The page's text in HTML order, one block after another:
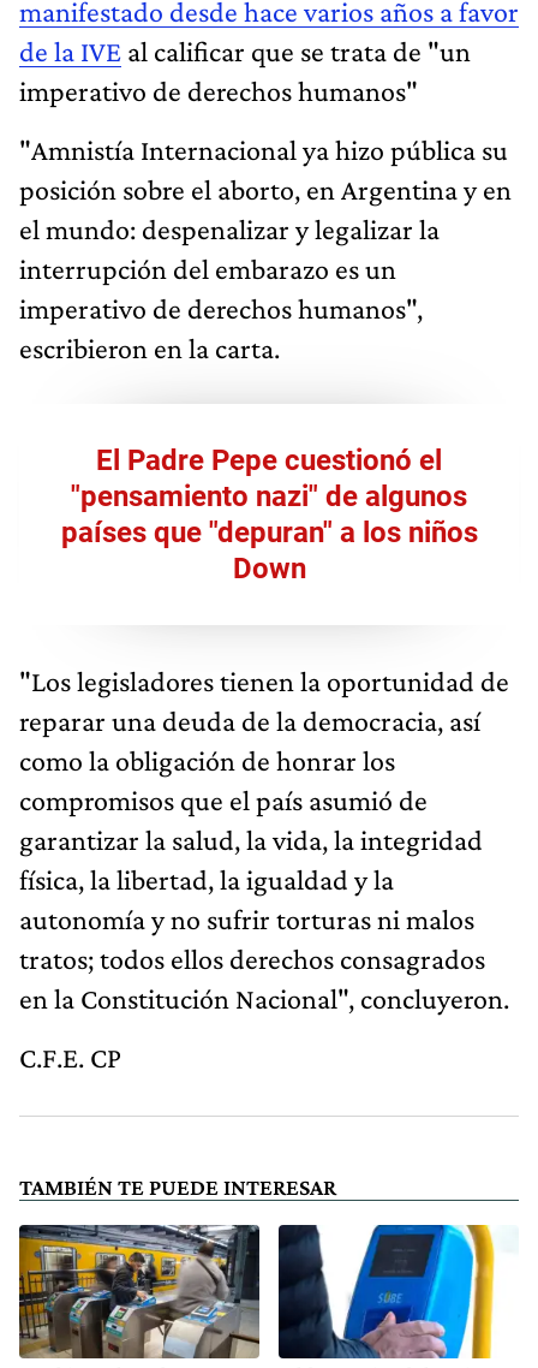
manifestado desde hace varios años a favor
de la IVE al calificar que se trata de "un
imperativo de derechos humanos"
"Amnistía Internacional ya hizo pública su
posición sobre el aborto, en Argentina y en
el mundo: despenalizar y legalizar la
interrupción del embarazo es un
imperativo de derechos humanos",
escribieron en la carta.
El Padre Pepe cuestionó el
"pensamiento nazi" de algunos
países que "depuran" a los niños
Down
"Los legisladores tienen la oportunidad de
reparar una deuda de la democracia, así
como la obligación de honrar los
compromisos que el país asumió de
garantizar la salud, la vida, la integridad
física, la libertad, la igualdad y la
autonomía y no sufrir torturas ni malos
tratos; todos ellos derechos consagrados
en la Constitución Nacional", concluyeron.
C.F.E. CP
TAMBIÉN TE PUEDE INTERESAR